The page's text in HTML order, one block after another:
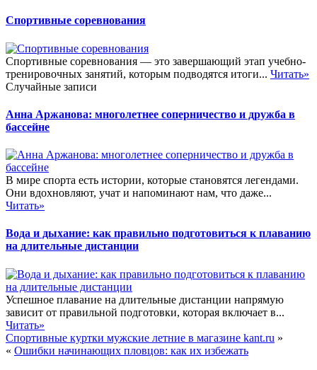
Спортивные соревнования
Спортивные соревнования — это завершающий этап учебно-
тренировочных занятий, которым подводятся итоги... Читать»
Случайные записи
Анна Аржанова: многолетнее соперничество и дружба в
бассейне
В мире спорта есть истории, которые становятся легендами.
Они вдохновляют, учат и напоминают нам, что даже...
Читать»
Вода и дыхание: как правильно подготовиться к плаванию
на длительные дистанции
Успешное плавание на длительные дистанции напрямую
зависит от правильной подготовки, которая включает в...
Читать»
Спортивные куртки мужские летние в магазине kant.ru »
« Ошибки начинающих пловцов: как их избежать